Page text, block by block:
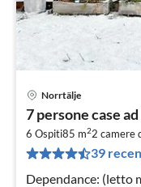
Norrtälje
7 persone case
6 Ospiti85 m22 camere
39
Dependance: (letto